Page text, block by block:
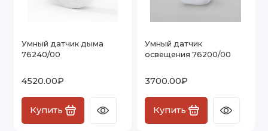
Умный датчик дыма
76240/00
4520.00₽
Купить
Умный датчик
освещения 76200/00
3700.00₽
Купить